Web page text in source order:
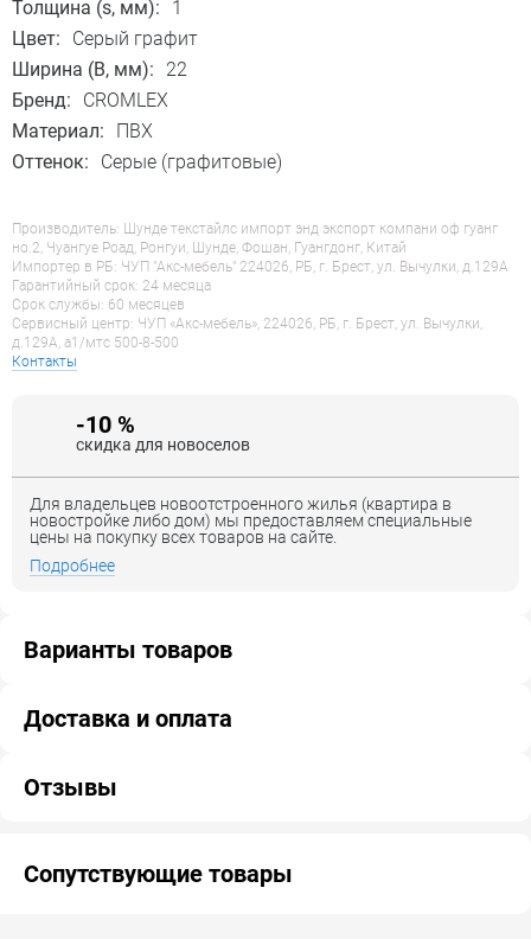
Толщина (s, мм):
1
Цвет:
Серый графит
Ширина (B, мм):
22
Бренд:
CROMLEX
Материал:
ПВХ
Оттенок:
Серые (графитовые)
Производитель: Шунде текстайлс импорт энд экспорт компани оф гуанг
но.2, Чуангуе Роад, Ронгуи, Шунде, Фошан, Гуангдонг, Китай
Импортер в РБ: ЧУП "Акс-мебель" 224026, РБ, г. Брест, ул. Вычулки, д.129А
Гарантийный срок: 24 месяца
Срок службы: 60 месяцев
Сервисный центр: ЧУП «Акс-мебель», 224026, РБ, г. Брест, ул. Вычулки,
д.129А, a1/мтс 500-8-500
Контакты
-10 %
скидка для новоселов
Для владельцев новоотстроенного жилья (квартира в
новостройке либо дом) мы предоставляем специальные
цены на покупку всех товаров на сайте.
Подробнее
Варианты товаров
Доставка и оплата
Отзывы
Сопутствующие товары